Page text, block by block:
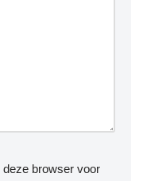
deze browser voor